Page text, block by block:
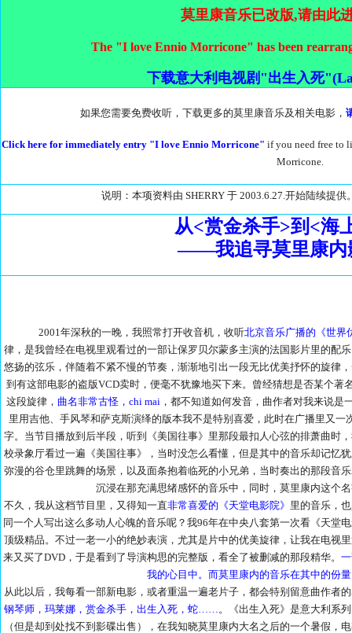
莫里康音乐已改版,请由此
The "I love Ennio Morricone" has been
下载意大利电视剧"出生入死
如果您需要免费收听，下载更多的莫里康音乐及相关电影，
Click here for immediately entry "I love Ennio Morricone" if you need free to
Morricone.
说明：本项资料由 SHERRY 于 2003.6.27.开始陆续提
从<赏金杀手>到<海
——我追寻莫里康内
2001年深秋的一晚，我照常打开收音机，收听北京音乐广播的《世界
律，是我曾经在电视里观看过的一部让保罗贝尔蒙多主演的法国影片里的配
悠扬的弦乐，伴随着不紧不慢的节奏，渐渐地引出一段无比优美抒怀的旋律
到有这部电影的盗版VCD卖时，便毫不犹豫地买下来。曾经猜想是否某个著
这段旋律， 曲名非常古怪，chi mai ，都不知道如何发音，曲作者对我来说
里用吉他、手风琴和萨克斯演绎的版本我不是特别喜爱，此时在广播里又
字。当节目播放到后半段，听到《美国往事》里那段最扣人心弦的排萧曲时
校录象厅看过一遍《美国往事》，当时没怎么看懂，但是其中的音乐却记忆
弥漫的谷仓里跳舞的场景，以及面条抱着临死的小兄弟，当时奏出的那段音
沉浸在那充满思绪感怀的音乐中，同时，莫里康内这个
不久，我从这档节目里，又得知一直非常喜爱的《天堂电影院》 里的音乐，
同一个人写出这么多动人心魄的音乐呢？我96年在中央八套第一次看《天堂
顶级精品。不过一老一小的绝妙表演，尤其是片中的优美旋律，让我在电视
来又买了DVD，于是看到了导演构思的完整版，看全了被删减的那段精华。
我的心目中。而莫里康内的音乐在其中的份
从此以后，我每看一部新电影，或者重温一遍老片子，都会特别留意曲作者
钢琴师，玛莱娜，赏金杀手，出生入死，蛇……。《出生入死》是意大利系
（但是却到处找不到影碟出售），在我知晓莫里康内大名之后的一个暑假，